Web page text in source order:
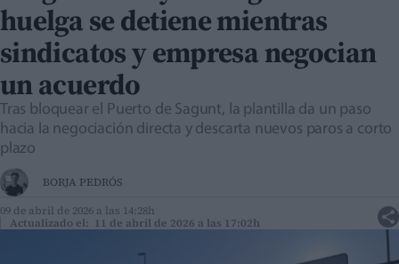
huelga se detiene mientras
sindicatos y empresa negocian
un acuerdo
Tras bloquear el Puerto de Sagunt, la plantilla da un paso
hacia la negociación directa y descarta nuevos paros a corto
plazo
BORJA PEDRÓS
09 de abril de 2026 a las 14:28h
Actualizado el: 11 de abril de 2026 a las 17:02h